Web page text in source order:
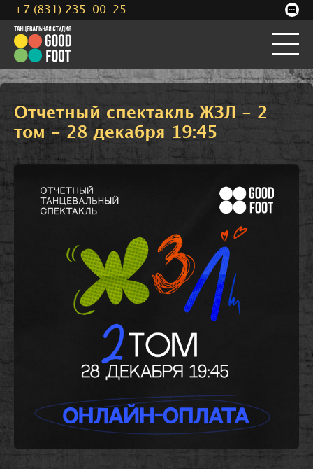
Отчетный спектакль ЖЗЛ - 2
том - 28 декабря 19:45
+7 (831) 235-00-25